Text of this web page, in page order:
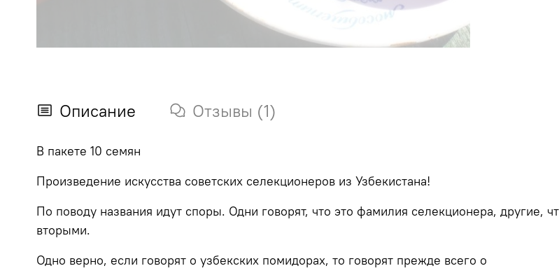
Описание Отзывы (1)
В пакете 10 семян
Произведение искусства советских селекционеров из Узбекистана!
По поводу названия идут споры. Одни говорят, что это фамилия селекционера, другие,
вторыми.
Одно верно, если говорят о узбекских помидорах, то говорят прежде всего о